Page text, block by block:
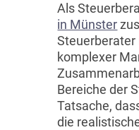
Als
in Münster
Steuerberater
komplexer
Bereiche der
Tatsache,
die